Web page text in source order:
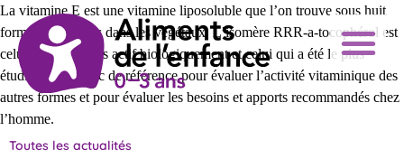
La vitamine E est une vitamine liposoluble que l’on trouve sous huit
formes différentes dans les végétaux. L’isomère RRR-a-tocophérol est
celui qui est le plus actif biologiquement et celui qui a été le plus
étudié. Il sert donc de référence pour évaluer l’activité vitaminique des
autres formes et pour évaluer les besoins et apports recommandés chez
l’homme.
Toutes les actualités